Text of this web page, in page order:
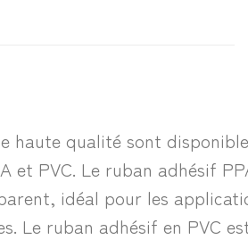
haute qualité sont
et PVC. Le ruban adhésif
idéal pour les
Le ruban adhésif en PVC